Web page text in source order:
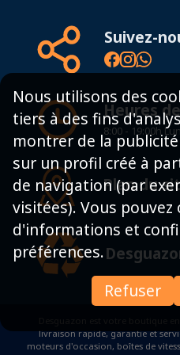
Suivez-
Heures
8:00 - 19:00h
Plan du
livraison rapide, garantie et
moteurs d'occasion, boîtes de
Nous utilisons des
tiers à des fins
montrer de la
sur un profil créé à
de navigation (par
visitées). Vous
d'informations et
préférences.
Refuser